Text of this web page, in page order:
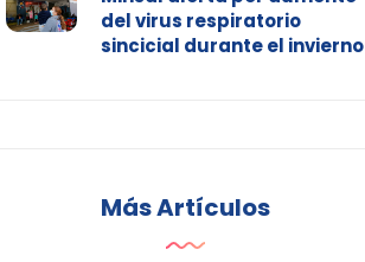
del virus respiratorio
sincicial durante el invierno
Más Artículos